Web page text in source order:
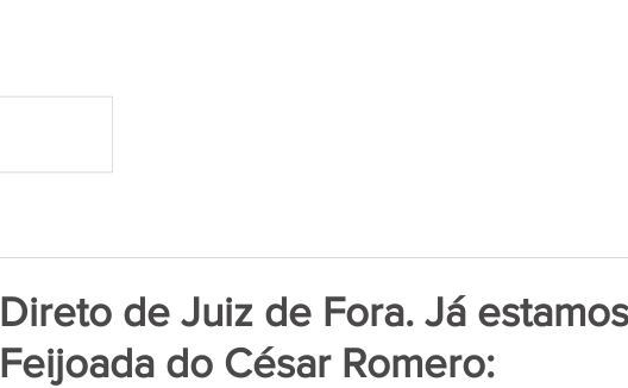
Direto de Juiz de Fora. Já
Feijoada do César Romero: